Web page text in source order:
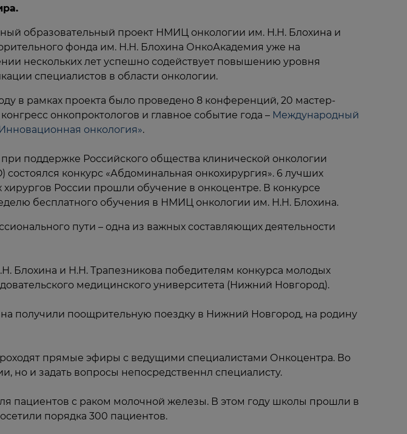
образовательный проект НМИЦ онкологии им. Н.Н. Блохина и
фонда им. Н.Н. Блохина ОнкоАкадемия уже на
нескольких лет успешно содействует повышению уровня
специалистов в области онкологии.
в рамках проекта было проведено 8 конференций, 20 мастер-
конгресс онкопроктологов и главное событие года – Международный
онкология».
поддержке Российского общества клинической онкологии
состоялся конкурс «Абдоминальная онкохирургия». 6 лучших
хирургов России прошли обучение в онкоцентре. В конкурсе
бесплатного обучения в НМИЦ онкологии им. Н.Н. Блохина.
пути – одна из важных составляющих деятельности
Блохина и Н.Н. Трапезникова победителям конкурса молодых
медицинского университета (Нижний Новгород).
получили поощрительную поездку в Нижний Новгород, на родину
прямые эфиры с ведущими специалистами Онкоцентра. Во
но и задать вопросы непосредственнл специалисту.
пациентов с раком молочной железы. В этом году школы прошли в
порядка 300 пациентов.